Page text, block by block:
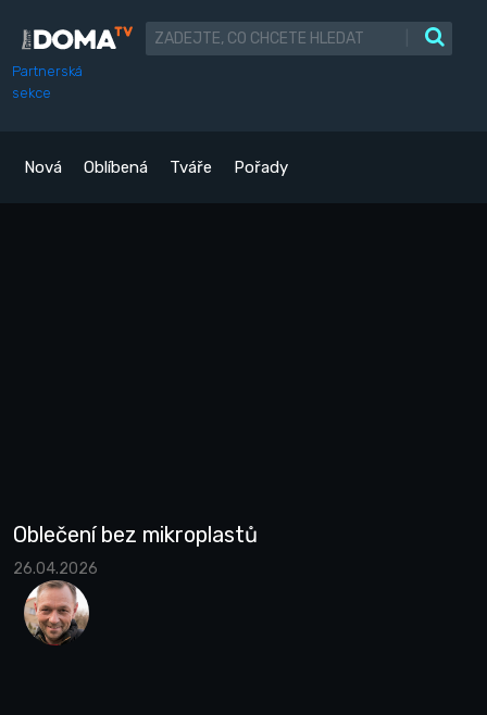
Partnerská
sekce
Nová Oblíbená Tváře Pořady
Oblečení bez mikroplastů
26.04.2026